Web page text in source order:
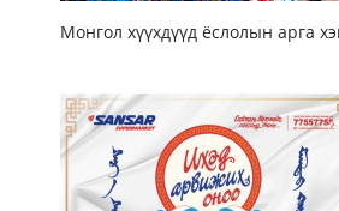
Монгол хүүхдүүд ёслолын арга